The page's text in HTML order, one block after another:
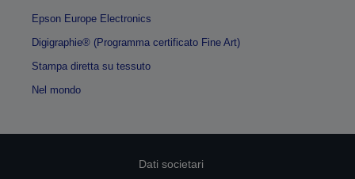
Epson Europe Electronics
Digigraphie® (Programma certificato Fine Art)
Stampa diretta su tessuto
Nel mondo
Dati societari